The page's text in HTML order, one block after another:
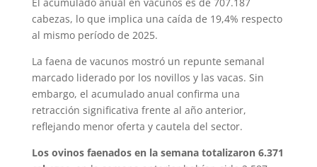
cabezas, lo que implica una caída de 19,4% respecto
al mismo período de 2025.
La faena de vacunos mostró un repunte semanal
marcado liderado por los novillos y las vacas. Sin
embargo, el acumulado anual confirma una
retracción significativa frente al año anterior,
reflejando menor oferta y cautela del sector.
Los ovinos faenados en la semana totalizaron 6.371